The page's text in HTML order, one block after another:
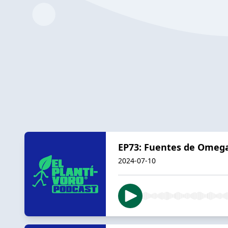
EP73: Fuentes de
2024-07-10